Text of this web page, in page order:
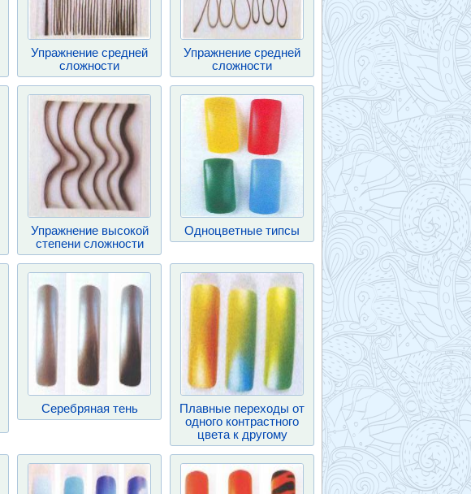
Упражнение средней
сложности
Упражнение средней
сложности
Упражнение высокой
степени сложности
Одноцветные типсы
Серебряная тень
Плавные переходы от
одного контрастного
цвета к другому